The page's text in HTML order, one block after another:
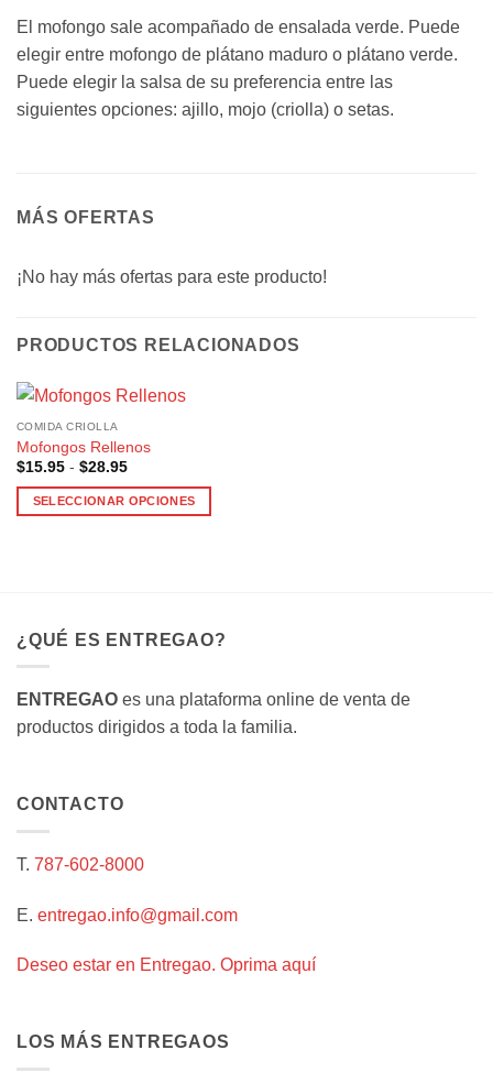
El mofongo sale acompañado de ensalada verde. Puede
elegir entre mofongo de plátano maduro o plátano verde.
Puede elegir la salsa de su preferencia entre las
siguientes opciones: ajillo, mojo (criolla) o setas.
MÁS OFERTAS
¡No hay más ofertas para este producto!
PRODUCTOS RELACIONADOS
COMIDA CRIOLLA
Mofongos Rellenos
$15.95 - $28.95Rango
precios:
desde
SELECCIONAR OPCIONES
Las
opciones
se
elegir
página
de
¿QUÉ ES ENTREGAO?
ENTREGAO es una plataforma online de venta de
productos dirigidos a toda la familia.
CONTACTO
T. 787-602-8000
E. entregao.info@gmail.com
Deseo estar en Entregao. Oprima aquí
LOS MÁS ENTREGAOS